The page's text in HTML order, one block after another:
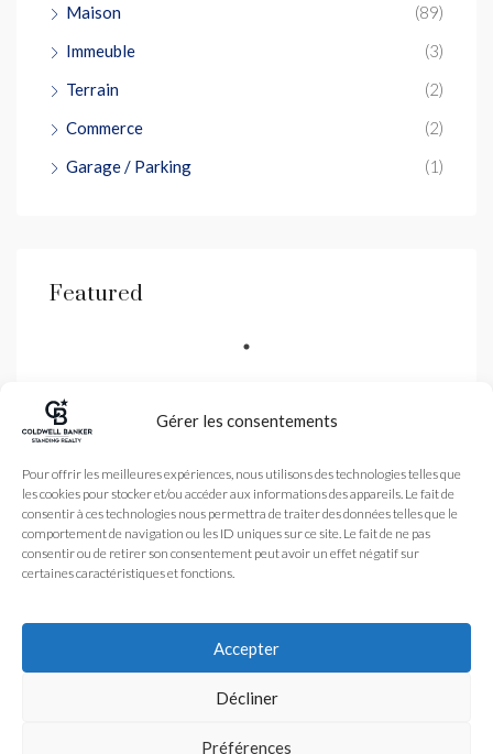
Gérer les consentements
Pour offrir les meilleures expériences, nous utilisons des technologies telles que
les cookies pour stocker et/ou accéder aux informations des appareils. Le fait de
consentir à ces technologies nous permettra de traiter des données telles que le
comportement de navigation ou les ID uniques sur ce site. Le fait de ne pas
consentir ou de retirer son consentement peut avoir un effet négatif sur
certaines caractéristiques et fonctions.
Accepter
Décliner
Préférences
Maison
(89)
Immeuble
(3)
Terrain
(2)
Commerce
(2)
Garage / Parking
(1)
Featured
L’Agence
Actualité
Coldwell Banker est une
agence immobilière
spécialisé dans la vente
de biens de luxe dans les
Alpes-Maritimes et
Monaco avec une agence
à Nice et Antibes
Plan du site